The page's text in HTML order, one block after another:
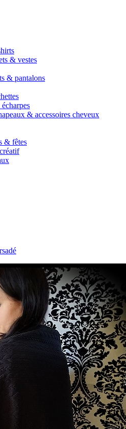
& vestes
& pantalons
& accessoires cheveux
& fêtes